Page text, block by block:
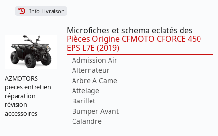
Info Livraison
AZMOTORS
pièces entretien
réparation
révision
accessoires
Microfiches et schema eclatés des
Pièces Origine CFMOTO CFORCE 450
EPS L7E (2019)
Admission Air
Alternateur
Arbre A Came
Attelage
Barillet
Bumper Avant
Calandre